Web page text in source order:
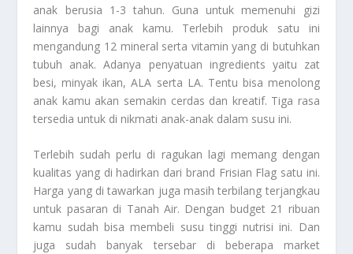
anak berusia 1-3 tahun. Guna untuk memenuhi gizi
lainnya bagi anak kamu. Terlebih produk satu ini
mengandung 12 mineral serta vitamin yang di butuhkan
tubuh anak. Adanya penyatuan ingredients yaitu zat
besi, minyak ikan, ALA serta LA. Tentu bisa menolong
anak kamu akan semakin cerdas dan kreatif. Tiga rasa
tersedia untuk di nikmati anak-anak dalam susu ini.
Terlebih sudah perlu di ragukan lagi memang dengan
kualitas yang di hadirkan dari brand Frisian Flag satu ini.
Harga yang di tawarkan juga masih terbilang terjangkau
untuk pasaran di Tanah Air. Dengan budget 21 ribuan
kamu sudah bisa membeli susu tinggi nutrisi ini. Dan
juga sudah banyak tersebar di beberapa market